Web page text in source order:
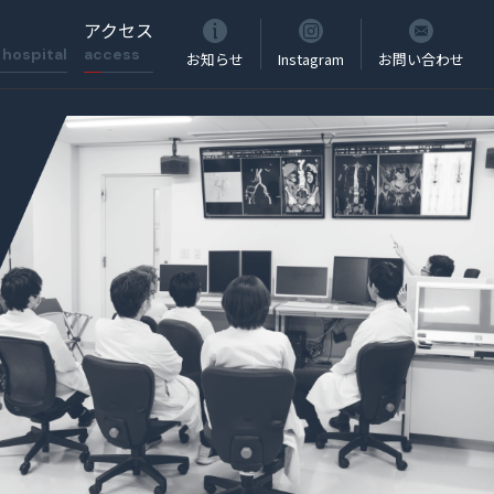
アクセス
access お知らせ Instagram お問い合わせ